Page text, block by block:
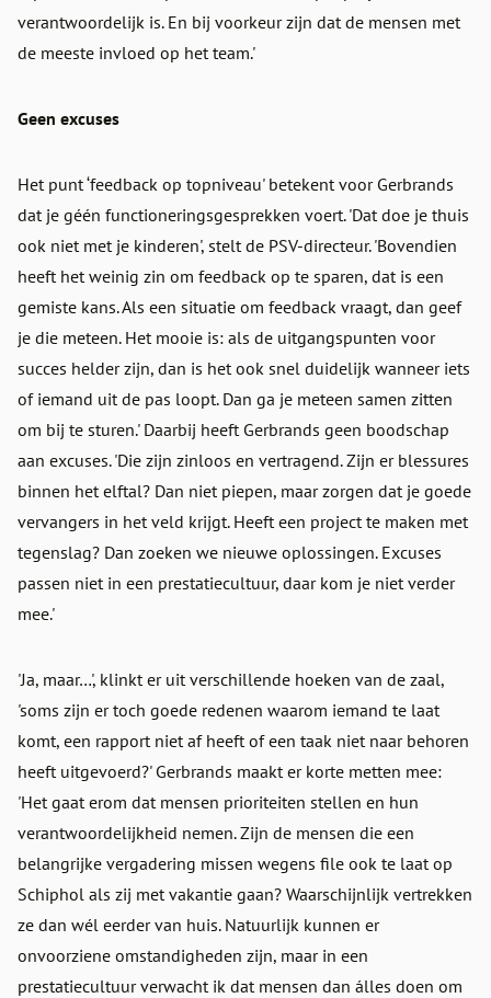
verantwoordelijk is. En bij voorkeur zijn dat de mensen met
de meeste invloed op het team.'
Geen excuses
Het punt ‘feedback op topniveau' betekent voor Gerbrands
dat je géén functioneringsgesprekken voert. 'Dat doe je thuis
ook niet met je kinderen', stelt de PSV-directeur. 'Bovendien
heeft het weinig zin om feedback op te sparen, dat is een
gemiste kans. Als een situatie om feedback vraagt, dan geef
je die meteen. Het mooie is: als de uitgangspunten voor
succes helder zijn, dan is het ook snel duidelijk wanneer iets
of iemand uit de pas loopt. Dan ga je meteen samen zitten
om bij te sturen.' Daarbij heeft Gerbrands geen boodschap
aan excuses. 'Die zijn zinloos en vertragend. Zijn er blessures
binnen het elftal? Dan niet piepen, maar zorgen dat je goede
vervangers in het veld krijgt. Heeft een project te maken met
tegenslag? Dan zoeken we nieuwe oplossingen. Excuses
passen niet in een prestatiecultuur, daar kom je niet verder
mee.'
'Ja, maar…', klinkt er uit verschillende hoeken van de zaal,
'soms zijn er toch goede redenen waarom iemand te laat
komt, een rapport niet af heeft of een taak niet naar behoren
heeft uitgevoerd?' Gerbrands maakt er korte metten mee:
'Het gaat erom dat mensen prioriteiten stellen en hun
verantwoordelijkheid nemen. Zijn de mensen die een
belangrijke vergadering missen wegens file ook te laat op
Schiphol als zij met vakantie gaan? Waarschijnlijk vertrekken
ze dan wél eerder van huis. Natuurlijk kunnen er
onvoorziene omstandigheden zijn, maar in een
prestatiecultuur verwacht ik dat mensen dan álles doen om